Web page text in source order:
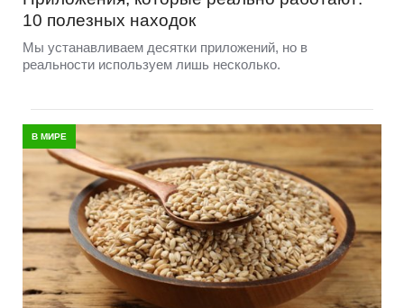
10 полезных находок
Мы устанавливаем десятки приложений, но в
реальности используем лишь несколько.
В МИРЕ